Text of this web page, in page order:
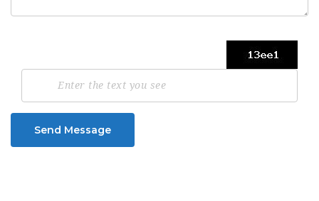
Send Message